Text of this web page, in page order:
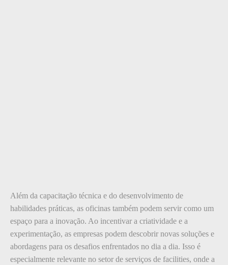
Além da capacitação técnica e do desenvolvimento de
habilidades práticas, as oficinas também podem servir como um
espaço para a inovação. Ao incentivar a criatividade e a
experimentação, as empresas podem descobrir novas soluções e
abordagens para os desafios enfrentados no dia a dia. Isso é
especialmente relevante no setor de serviços de facilities, onde a